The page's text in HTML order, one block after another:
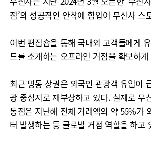
점’의 성공적인 안착에 힘입어 무신사 스
이번 편집숍을 통해 국내외 고객들에게
드를 소개하는 오프라인 거점을 확보하
최근 명동 상권은 외국인 관광객 유입이
광 중심지로 재부상하고 있다. 실제로 무
동점은 지난해 전체 거래액의 약 55%가
터 발생하는 등 글로벌 거점 역할을 하고